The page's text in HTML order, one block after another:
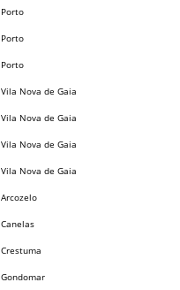
Porto
Porto
Porto
Vila Nova de Gaia
Vila Nova de Gaia
Vila Nova de Gaia
Vila Nova de Gaia
Arcozelo
Canelas
Crestuma
Gondomar